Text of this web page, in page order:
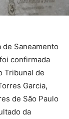
de Saneamento
confirmada
Tribunal de
Garcia,
de São Paulo
da